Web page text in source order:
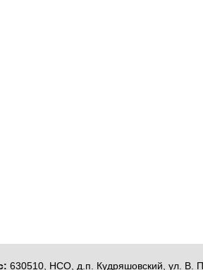
630510, НСО, д.п. Кудряшовский, ул. В.